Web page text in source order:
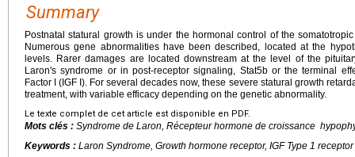
Summary
Postnatal statural growth is under the hormonal control of the
Numerous gene abnormalities have been described, located at the
levels. Rarer damages are located downstream at the level of the
Laron's syndrome or in post-receptor signaling, Stat5b or the terminal
Factor I (IGF I). For several decades now, these severe statural growth
treatment, with variable efficacy depending on the genetic abnormality.
Le texte complet de cet article est disponible en PDF.
Mots clés : Syndrome de Laron, Récepteur hormone de croissance
Keywords : Laron Syndrome, Growth hormone receptor, IGF Type 1 receptor